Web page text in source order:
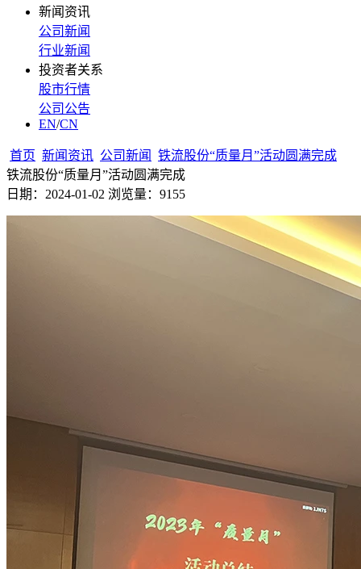
新闻资讯
公司新闻
行业新闻
投资者关系
股市行情
公司公告
EN/CN
首页 新闻资讯 公司新闻
铁流股份“质量月”活动圆满完成
铁流股份“质量月”活动圆满完成
日期：2024-01-02 浏览量：9155